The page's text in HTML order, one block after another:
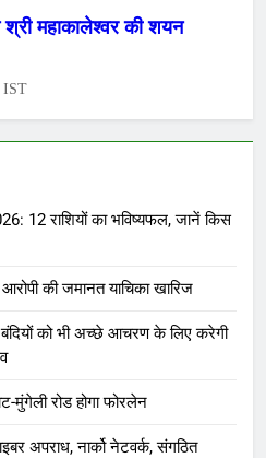
12 राशियों का भविष्यफल, जानें किस
की जमानत याचिका खारिज
बंदियों को भी अच्छे आचरण के लिए करेगी
मुंगेली रोड होगा फोरलेन
अपराध, नार्को नेटवर्क, संगठित